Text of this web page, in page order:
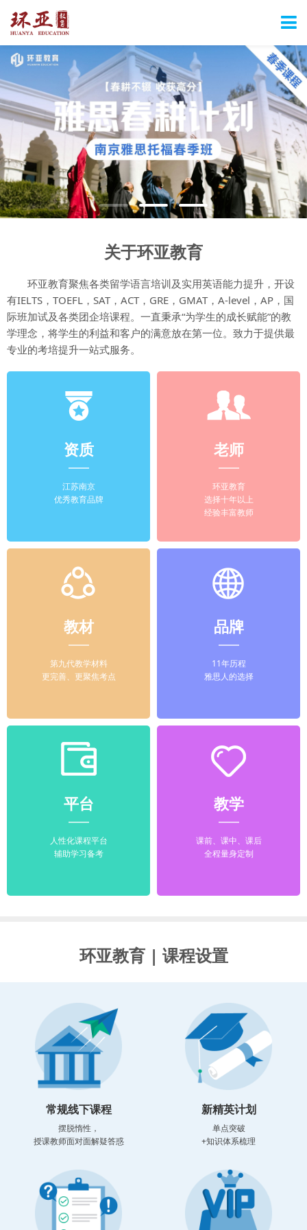
关于环亚教育
环亚教育聚焦各类留学语言培训及实用英语能力提升，开设
有IELTS，TOEFL，SAT，ACT，GRE，GMAT，A-level，AP，国
际班加试及各类团企培课程。一直秉承“为学生的成长赋能”的教
学理念，将学生的利益和客户的满意放在第一位。致力于提供最
专业的考培提升一站式服务。
资质
江苏南京
优秀教育品牌
老师
环亚教育
选择十年以上
经验丰富教师
教材
第九代教学材料
更完善、更聚焦考点
品牌
11年历程
雅思人的选择
平台
人性化课程平台
辅助学习备考
教学
课前、课中、课后
全程量身定制
环亚教育 | 课程设置
常规线下课程
摆脱惰性，
授课教师面对面解疑答惑
新精英计划
单点突破
+知识体系梳理